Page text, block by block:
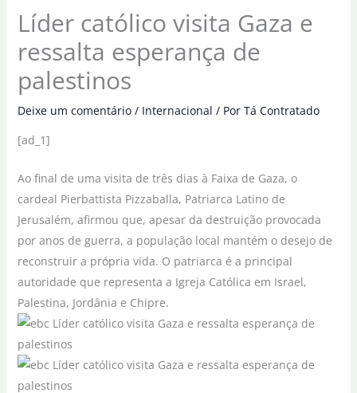
Líder católico visita Gaza e
ressalta esperança de
palestinos
Deixe um comentário / Internacional / Por Tá Contratado
[ad_1]
Ao final de uma visita de três dias à Faixa de Gaza, o
cardeal Pierbattista Pizzaballa, Patriarca Latino de
Jerusalém, afirmou que, apesar da destruição provocada
por anos de guerra, a população local mantém o desejo de
reconstruir a própria vida. O patriarca é a principal
autoridade que representa a Igreja Católica em Israel,
Palestina, Jordânia e Chipre.